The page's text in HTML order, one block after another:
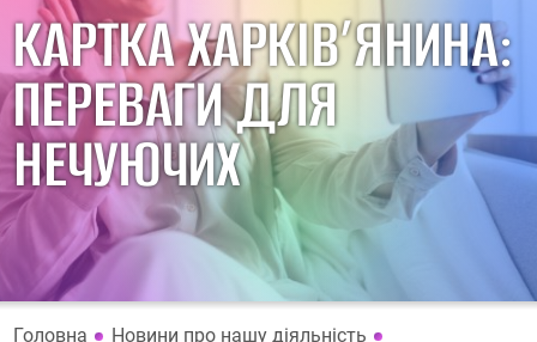
КАРТКА ХАРКІВ’ЯНИНА:
ПЕРЕВАГИ ДЛЯ
НЕЧУЮЧИХ
Головна
Новини про нашу діяльність